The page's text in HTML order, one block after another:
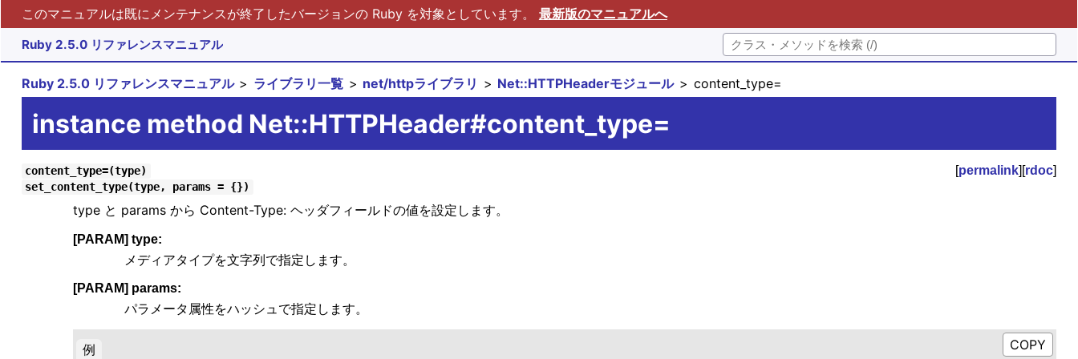
このマニュアルは既にメンテナンスが終了したバージョンの Ruby を対象としています。 最新版のマニュアルへ
Ruby 2.5.0 リファレンスマニュアル
Ruby 2.5.0 リファレンスマニュアル ライブラリ一覧 net/httpライブラリ Net::HTTPHeaderモジュール content_type=
instance method Net::HTTPHeader#content_type=
content_type=(type) [permalink][rdoc]
set_content_type(type, params = {})
type と params から Content-Type: ヘッダフィールドの値を設定します。
[PARAM] type:
メディアタイプを文字列で指定します。
[PARAM] params:
パラメータ属性をハッシュで指定します。
例